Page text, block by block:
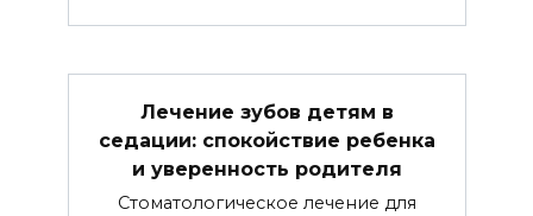
Лечение зубов детям в
седации: спокойствие ребенка
и уверенность родителя
Стоматологическое лечение для